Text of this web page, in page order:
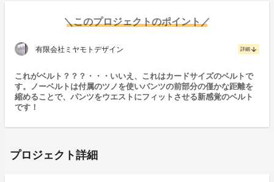
＼このプロジェクトのポイント／
有限会社ミヤモトデザイン 詳細 arrow_downward
これがベルト？？？・・・いいえ、これはカードサイズのベルトで
す。ノーベルトは付属のツノを使いパンツの前部分の僅かな距離を
縮めることで、パンツをウエストにフィットさせる新感覚のベルト
です！
プロジェクト詳細